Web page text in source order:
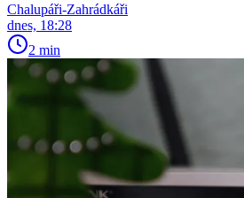
Chalupáři-Zahrádkáři
dnes, 18:28
2 min